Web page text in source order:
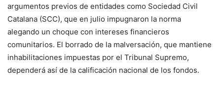
argumentos previos de entidades como Sociedad Civil
Catalana (SCC), que en julio impugnaron la norma
alegando un choque con intereses financieros
comunitarios. El borrado de la malversación, que mantiene
inhabilitaciones impuestas por el Tribunal Supremo,
dependerá así de la calificación nacional de los fondos.